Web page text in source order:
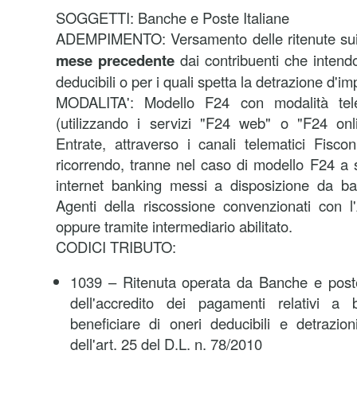
SOGGETTI: Banche e Poste Italiane
ADEMPIMENTO:Versamento delle ritenute
mese precedente dai contribuenti che
deducibili o per i quali spetta la detrazione
MODALITA': Modello F24 con modalità
(utilizzando i servizi "F24 web" o "F24
Entrate, attraverso i canali telematici
ricorrendo, tranne nel caso di modello F24
internet banking messi a disposizione da
Agenti della riscossione convenzionati con
oppure tramite intermediario abilitato.
CODICI TRIBUTO:
1039 – Ritenuta operata da Banche e
dell'accredito dei pagamenti relativi a
beneficiare di oneri deducibili e
dell'art. 25 del D.L. n. 78/2010